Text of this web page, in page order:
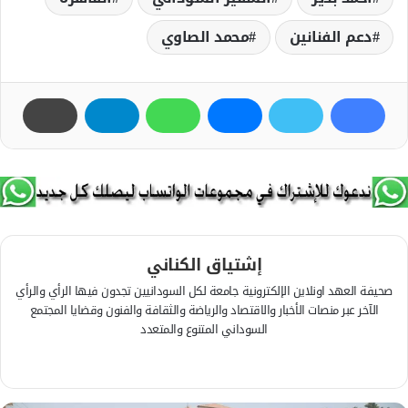
دعم الفنانين
محمد الصاوي
إشتياق الكناني
صحيفة العهد اونلاين الإلكترونية جامعة لكل السودانيين تجدون فيها الرأي والرأي
الآخر عبر منصات الأخبار والاقتصاد والرياضة والثقافة والفنون وقضايا المجتمع
السوداني المتنوع والمتعدد
م